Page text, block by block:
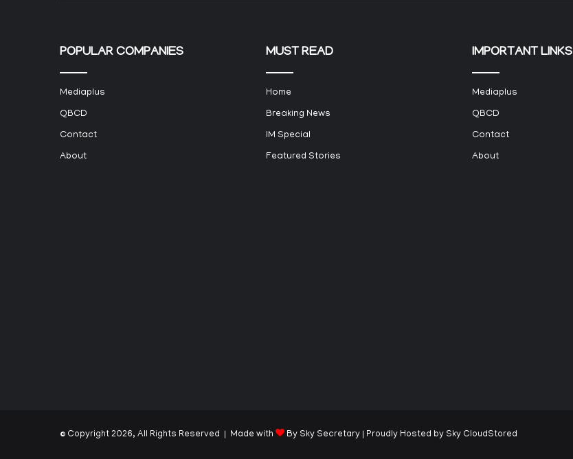
POPULAR COMPANIES
Mediaplus
QBCD
Contact
About
MUST READ
Home
Breaking News
IM Special
Featured Stories
IMPORTANT LINKS
Mediaplus
QBCD
Contact
About
© Copyright 2026, All Rights Reserved | Made with By Sky Secretary | Proudly Hosted by Sky CloudStored